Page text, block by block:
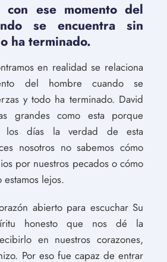
con ese momento del
se encuentra sin
ha terminado.
en realidad se relaciona
del hombre cuando se
y todo ha terminado. David
grandes como esta porque
los días la verdad de esta
nosotros no sabemos cómo
por nuestros pecados o cómo
lejos.
abierto para escuchar Su
honesto que nos dé la
en nuestros corazones,
Por eso fue capaz de entrar